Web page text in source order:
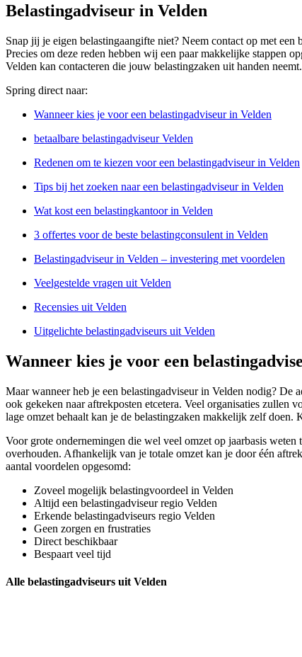
Belastingadviseur in Velden
Snap jij je eigen belastingaangifte niet? Neem contact op met
Precies om deze reden hebben wij een paar makkelijke stappen
Velden kan contacteren die jouw belastingzaken uit handen neemt.
Spring direct naar:
Wanneer kies je voor een belastingadviseur in Velden
betaalbare belastingadviseur Velden
Redenen om te kiezen voor een belastingadviseur in Velden
Tips bij het zoeken naar een belastingadviseur in Velden
Wat kost een belastingkantoor in Velden
3 offertes voor de beste belastingconsulent in Velden
Belastingadviseur in Velden – investering met voordelen
Veelgestelde vragen uit Velden
Recensies uit Velden
Uitgelichte belastingadviseurs uit Velden
Wanneer kies je voor een
Maar wanneer heb je een belastingadviseur in Velden nodig? De
ook gekeken naar aftrekposten etcetera. Veel organisaties zullen
lage omzet behaalt kan je de belastingzaken makkelijk zelf
Voor grote ondernemingen die wel veel omzet op jaarbasis
overhouden. Afhankelijk van je totale omzet kan je door één
aantal voordelen opgesomd:
Zoveel mogelijk belastingvoordeel in Velden
Altijd een belastingadviseur regio Velden
Erkende belastingadviseurs regio Velden
Geen zorgen en frustraties
Direct beschikbaar
Bespaart veel tijd
Alle belastingadviseurs uit Velden